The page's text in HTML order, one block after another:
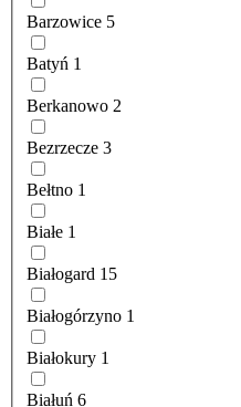
Barzowice 5
Batyń 1
Berkanowo 2
Bezrzecze 3
Bełtno 1
Białe 1
Białogard 15
Białogórzyno 1
Białokury 1
Białuń 6